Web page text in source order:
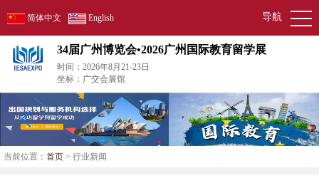
简体中文 English 导航
34届广州博览会•2026广州国际教育留学展
时间：2026年8月21-23日
坐标：广交会展馆
当前位置： 首页 > 行业新闻